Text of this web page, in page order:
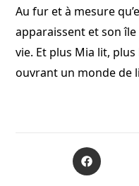
Au fur et à mesure
apparaissent et son
vie. Et plus Mia lit,
ouvrant un monde de